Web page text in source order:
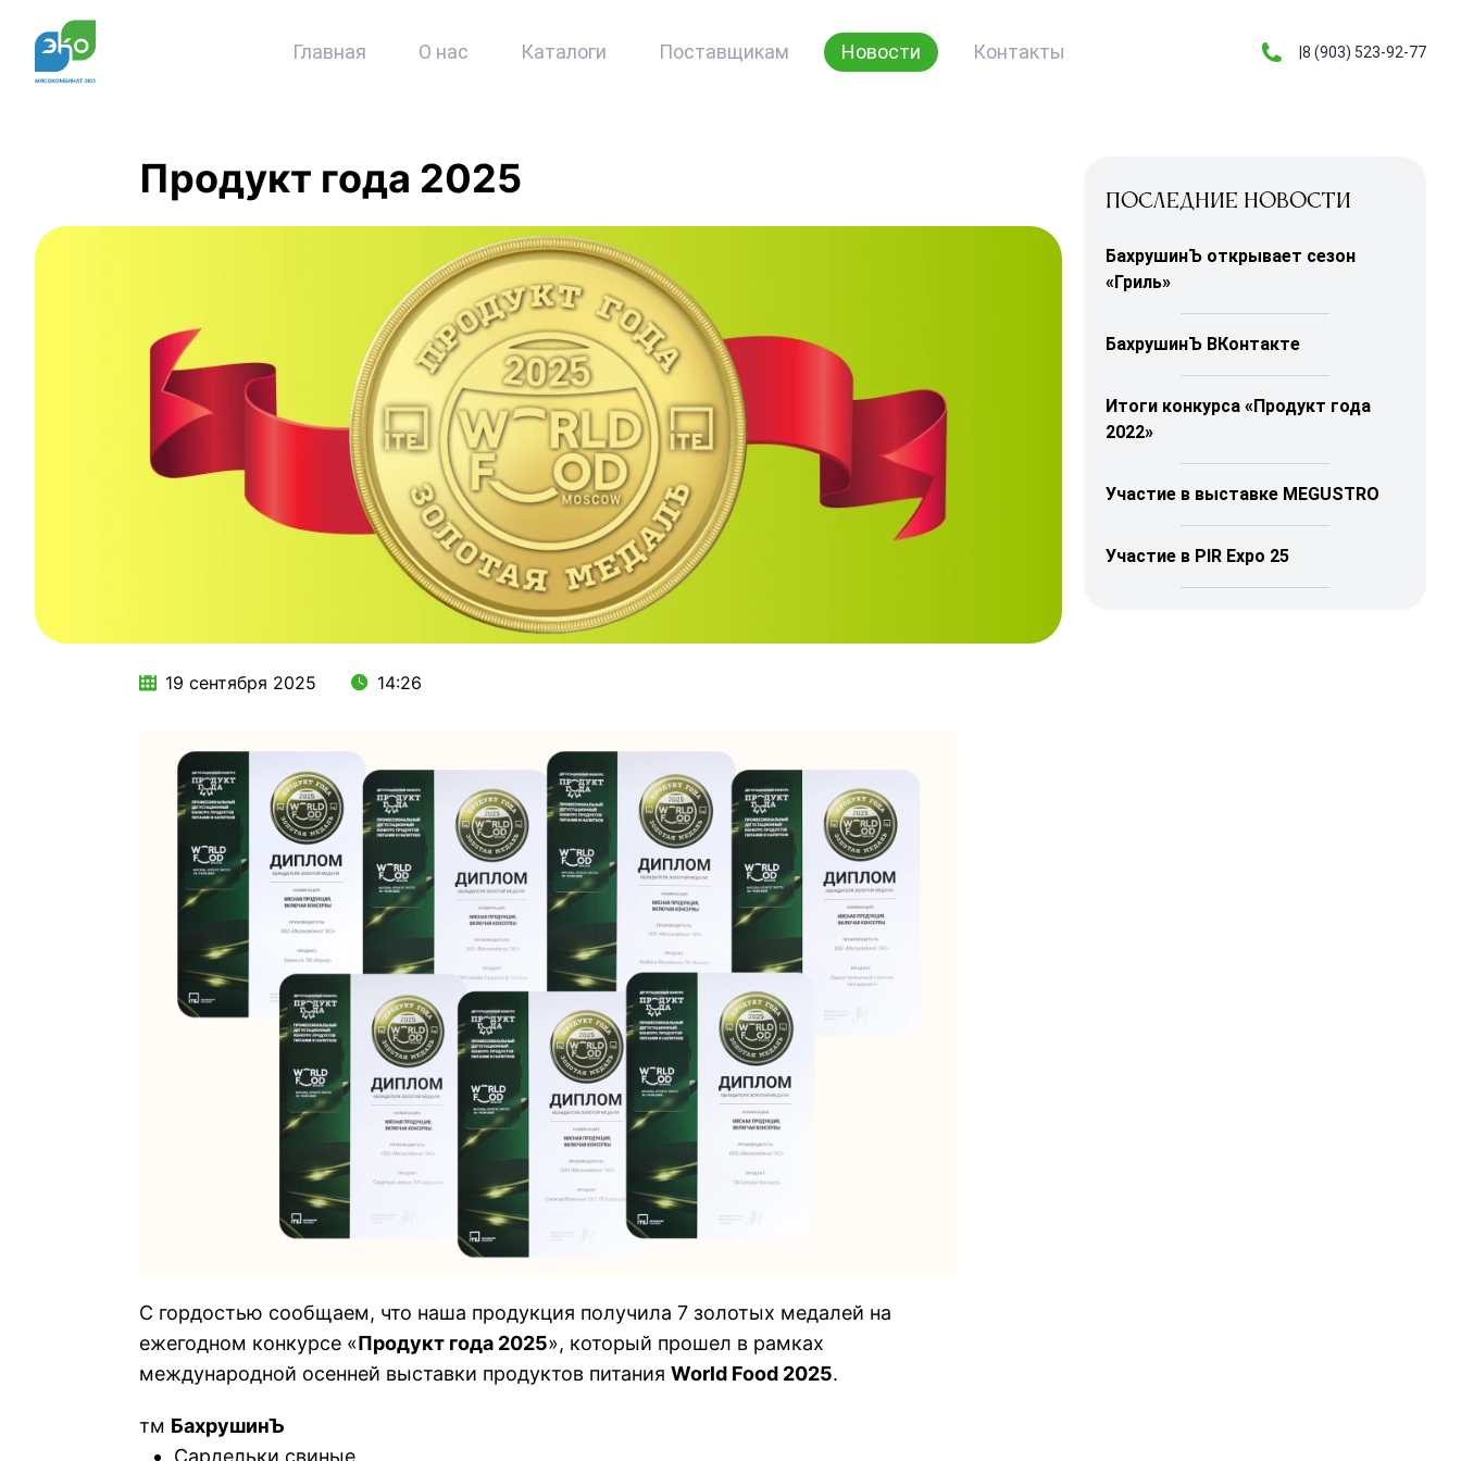
Главная О нас Каталоги Поставщикам Новости Контакты |8 (903) 523-92-77
Продукт года 2025
19 сентября 2025 14:26
С гордостью сообщаем, что наша продукция получила 7 золотых медалей на
ежегодном конкурсе «Продукт года 2025», который прошел в рамках
международной осенней выставки продуктов питания World Food 2025.
тм БахрушинЪ
Сардельки свиные
Последние новости
БахрушинЪ открывает сезон
«Гриль»
БахрушинЪ ВКонтакте
Итоги конкурса «Продукт года
2022»
Участие в выставке MEGUSTRO
Участие в PIR Expo 25